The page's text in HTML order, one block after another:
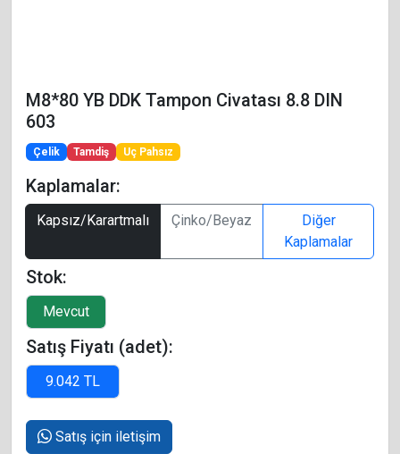
M8*80 YB DDK Tampon Civatası 8.8 DIN
603
Çelik Tamdiş Uç Pahsız
Kaplamalar:
Kapsız/Karartmalı Çinko/Beyaz
Diğer
Kaplamalar
Stok:
Satış Fiyatı (adet):
Satış için iletişim